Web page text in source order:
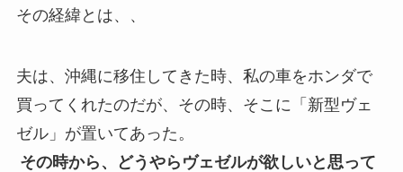
その経緯とは、、
夫は、沖縄に移住してきた時、私の車をホンダで
買ってくれたのだが、その時、そこに「新型ヴェ
ゼル」が置いてあった。
その時から、どうやらヴェゼルが欲しいと思って